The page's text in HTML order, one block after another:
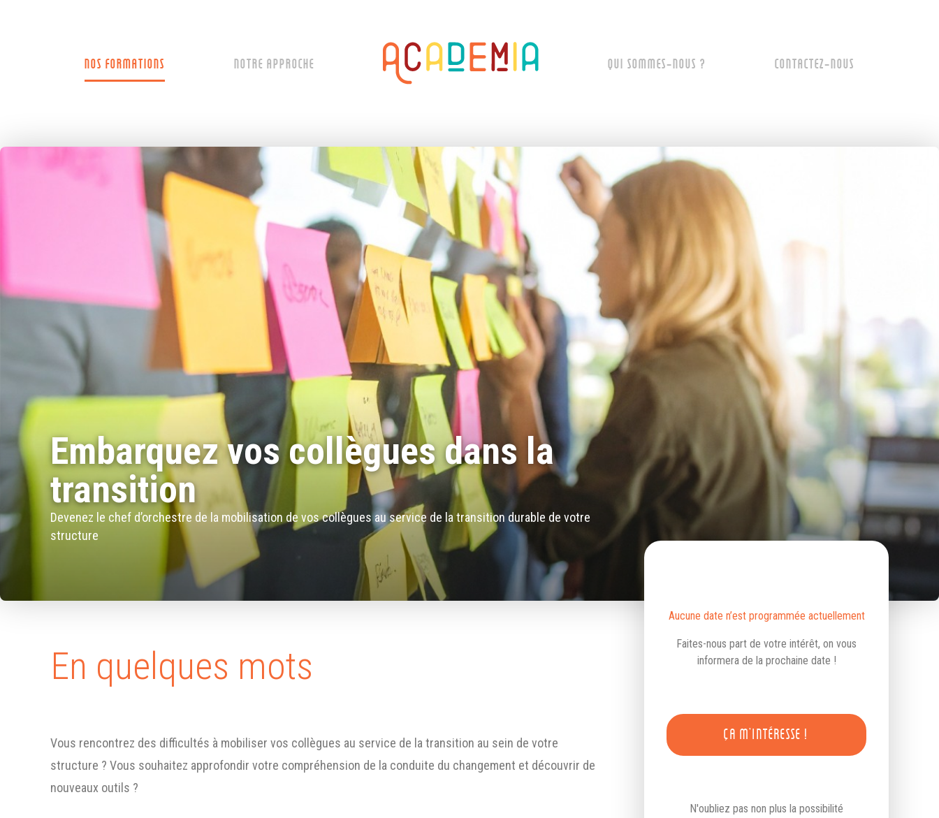
NOS FORMATIONS NOTRE APPROCHE QUI SOMMES-NOUS ? CONTACTEZ-NOUS
Embarquez vos collègues dans la
transition
Devenez le chef d’orchestre de la mobilisation de vos collègues au service de la transition durable de votre
structure
En quelques mots
Vous rencontrez des difficultés à mobiliser vos collègues au service de la transition au sein de votre
structure ? Vous souhaitez approfondir votre compréhension de la conduite du changement et découvrir de
nouveaux outils ?
Aucune date n’est programmée actuellement
Faites-nous part de votre intérêt, on vous
informera de la prochaine date !
ÇA M'INTÉRESSE !
N'oubliez pas non plus la possibilité